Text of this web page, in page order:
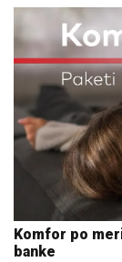
Komfor po
banke